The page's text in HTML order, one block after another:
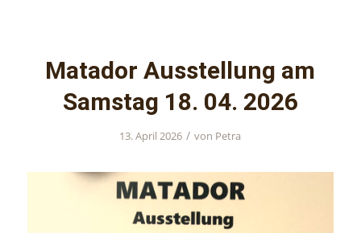
Matador Ausstellung am
Samstag 18. 04. 2026
13. April 2026 / von Petra